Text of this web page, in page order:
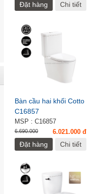
Đặt hàng Chi tiết
Bàn cầu hai khối Cotto
C16857
MSP : C16857
6.690.000 6.021.000 đ
Đặt hàng Chi tiết